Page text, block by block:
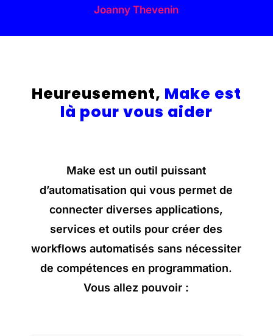
Joanny Thevenin
Heureusement, Make est
là pour vous aider
Make est un outil puissant
d’automatisation qui vous permet de
connecter diverses applications,
services et outils pour créer des
workflows automatisés sans nécessiter
de compétences en programmation.
Vous allez pouvoir :